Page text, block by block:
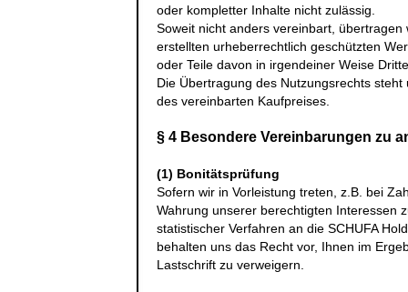
oder kompletter Inhalte nicht zulässig.
Soweit nicht anders vereinbart,
erstellten urheberrechtlich geschützten
oder Teile davon in irgendeiner Weise
Die Übertragung des Nutzungsrechts
des vereinbarten Kaufpreises.
§ 4 Besondere Vereinbarungen zu
(1) Bonitätsprüfung
Sofern wir in Vorleistung treten, z.B. bei
Wahrung unserer berechtigten Interessen
statistischer Verfahren an die SCHUFA
behalten uns das Recht vor, Ihnen im
Lastschrift zu verweigern.